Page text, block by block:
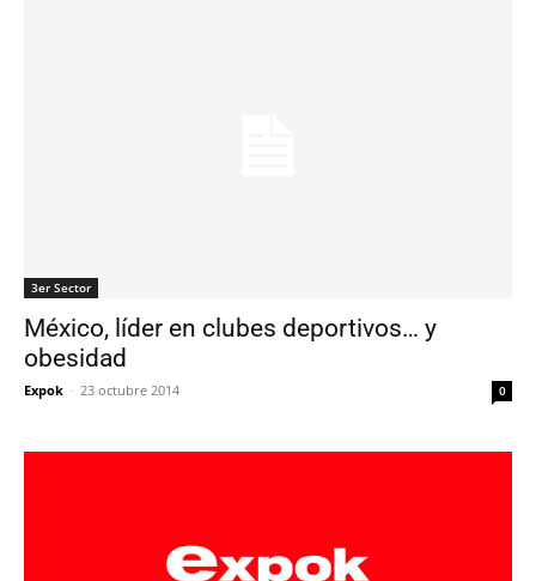
3er Sector
México, líder en clubes deportivos… y
obesidad
Expok - 23 octubre 2014 0